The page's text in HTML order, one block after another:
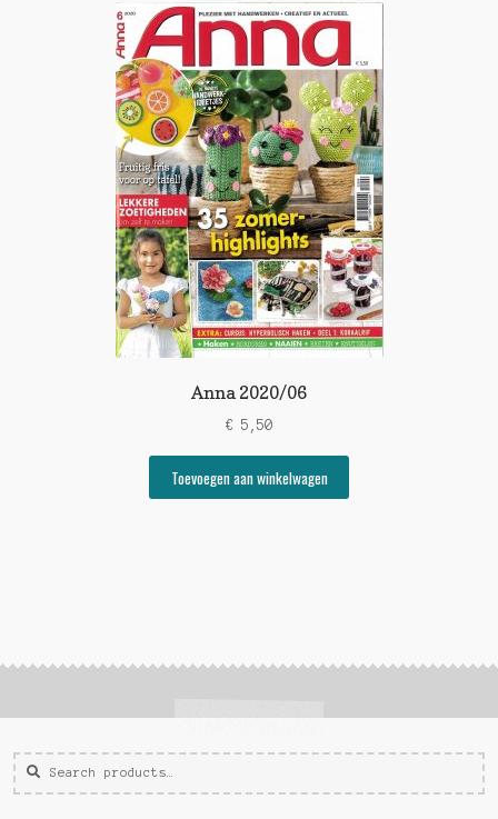
Anna 2020/06
€ 5,50
Toevoegen aan winkelwagen
Zoeken
voor:
Zoek